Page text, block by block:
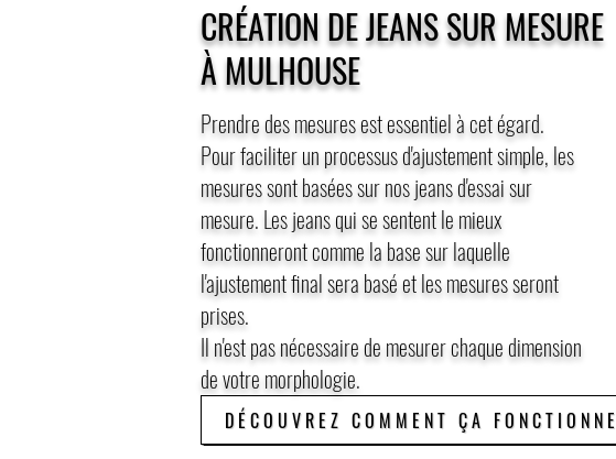
CRÉATION DE JEANS SUR MESURE
À MULHOUSE
Prendre des mesures est essentiel à cet égard.
Pour faciliter un processus d'ajustement simple, les
mesures sont basées sur nos jeans d'essai sur
mesure. Les jeans qui se sentent le mieux
fonctionneront comme la base sur laquelle
l'ajustement final sera basé et les mesures seront
prises.
Il n'est pas nécessaire de mesurer chaque dimension
de votre morphologie.
DÉCOUVREZ COMMENT ÇA FONCTIONNE